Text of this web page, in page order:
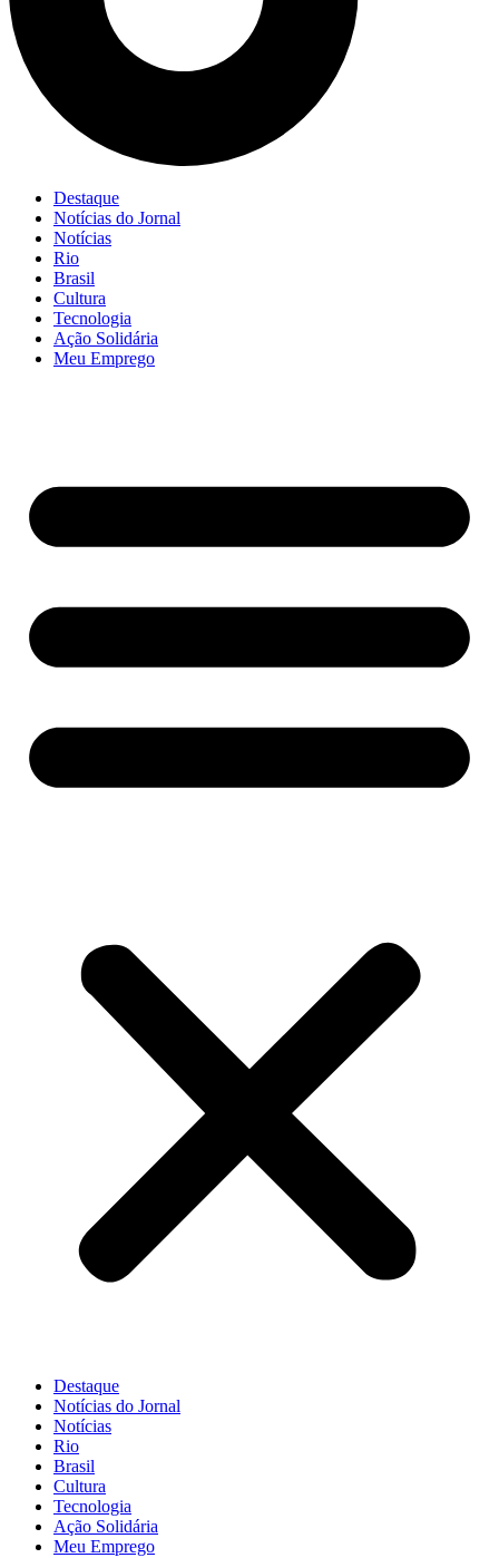
Destaque
Notícias do Jornal
Notícias
Rio
Brasil
Cultura
Tecnologia
Ação Solidária
Meu Emprego
Destaque
Notícias do Jornal
Notícias
Rio
Brasil
Cultura
Tecnologia
Ação Solidária
Meu Emprego